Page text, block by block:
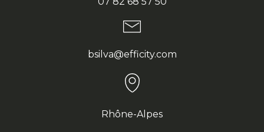
bsilva@efficity.com
Rhône-Alpes